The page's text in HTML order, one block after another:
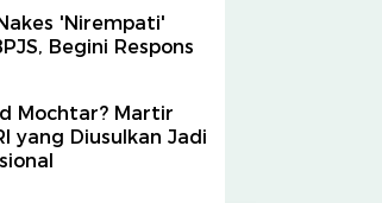
'Nirempati'
Begini Respons
Mochtar? Martir
yang Diusulkan Jadi